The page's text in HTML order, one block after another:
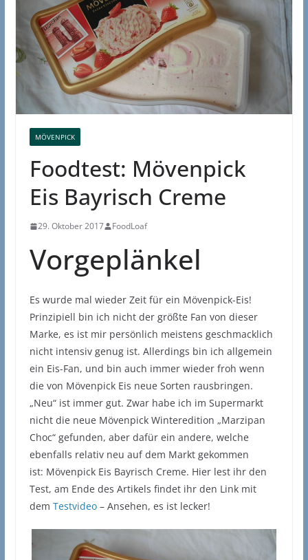
MÖVENPICK
Foodtest: Mövenpick
Eis Bayrisch Creme
29. Oktober 2017 FoodLoaf
Vorgeplänkel
Es wurde mal wieder Zeit für ein Mövenpick-Eis!
Prinzipiell bin ich nicht der größte Fan von dieser
Marke, es ist mir persönlich meistens geschmacklich
nicht intensiv genug ist. Allerdings bin ich allgemein
ein Eis-Fan, und bin auch immer wieder froh wenn
die von Mövenpick Eis neue Sorten rausbringen.
„Neu“ ist immer gut. Zwar habe ich im Supermarkt
nicht die neue Mövenpick Winteredition „Marzipan
Choc“ gefunden, aber dafür ein andere, welche
ebenfalls relativ neu auf dem Markt gekommen
ist: Mövenpick Eis Bayrisch Creme. Hier lest ihr den
Test, am Ende des Artikels findet ihr den Link mit
dem Testvideo– Ansehen, es ist lecker!